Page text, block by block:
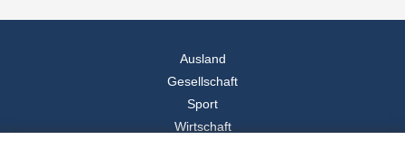
Ausland
Gesellschaft
Sport
Wirtschaft